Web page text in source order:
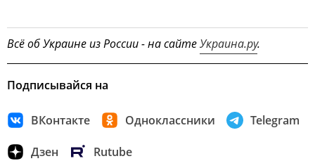
Всё об Украине из России - на сайтеУкраина.ру.
Подписывайся на
ВКонтакте Одноклассники Telegram
Дзен Rutube